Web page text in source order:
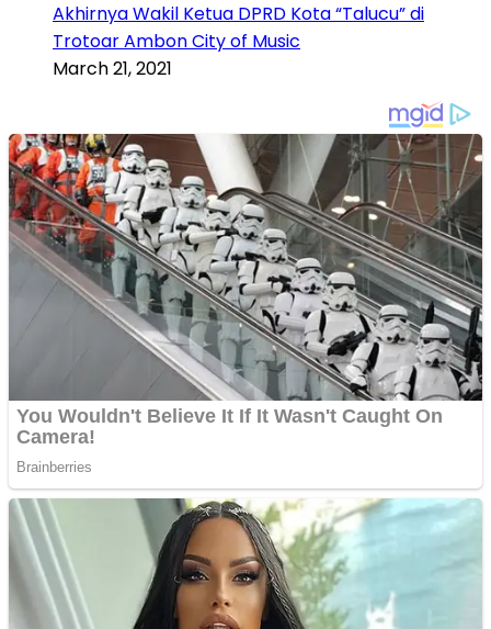
Akhirnya Wakil Ketua DPRD Kota “Talucu” di
Trotoar Ambon City of Music
March 21, 2021